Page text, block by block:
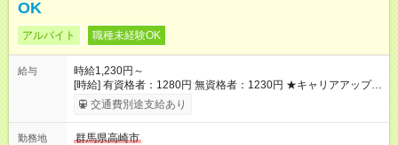
OK
アルバイト 職種未経験OK
給与
時給1,230円～
[時給] 有資格者：1280円 無資格者：1230円 ★キャリアアップ制
度あり 進級により給与がアップします！ 【試用期間】試用期間
あり 試用期間の長さ：3ヶ月 雇用形態、給与は本採用時と同じ
交通費別途支給あり
勤務地
群馬県高崎市